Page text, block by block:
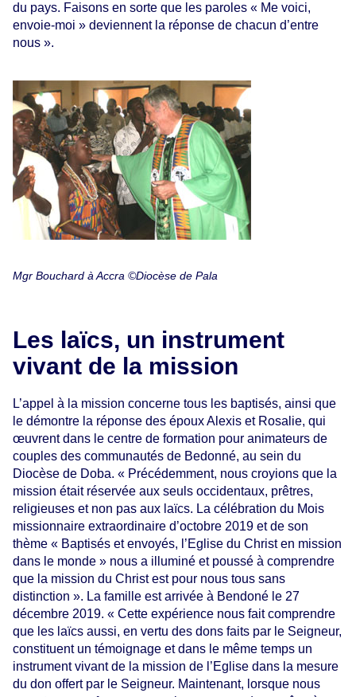
du pays. Faisons en sorte que les paroles « Me voici,
envoie-moi » deviennent la réponse de chacun d’entre
nous ».
Mgr Bouchard à Accra ©Diocèse de Pala
Les laïcs, un instrument
vivant de la mission
L’appel à la mission concerne tous les baptisés, ainsi que
le démontre la réponse des époux Alexis et Rosalie, qui
œuvrent dans le centre de formation pour animateurs de
couples des communautés de Bedonné, au sein du
Diocèse de Doba. « Précédemment, nous croyions que la
mission était réservée aux seuls occidentaux, prêtres,
religieuses et non pas aux laïcs. La célébration du Mois
missionnaire extraordinaire d’octobre 2019 et de son
thème « Baptisés et envoyés, l’Eglise du Christ en mission
dans le monde » nous a illuminé et poussé à comprendre
que la mission du Christ est pour nous tous sans
distinction ». La famille est arrivée à Bendoné le 27
décembre 2019. « Cette expérience nous fait comprendre
que les laïcs aussi, en vertu des dons faits par le Seigneur,
constituent un témoignage et dans le même temps un
instrument vivant de la mission de l’Eglise dans la mesure
du don offert par le Seigneur. Maintenant, lorsque nous